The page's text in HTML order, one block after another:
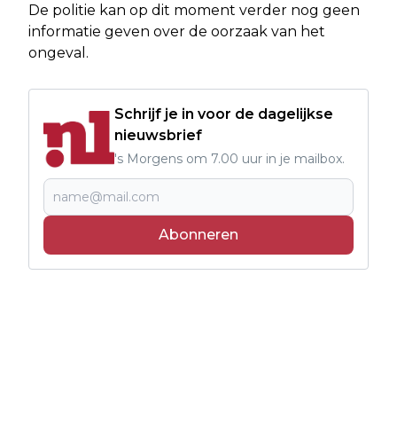
De politie kan op dit moment verder nog geen
informatie geven over de oorzaak van het
ongeval.
Schrijf je in voor de dagelijkse
nieuwsbrief
's Morgens om 7.00 uur in je mailbox.
Abonneren